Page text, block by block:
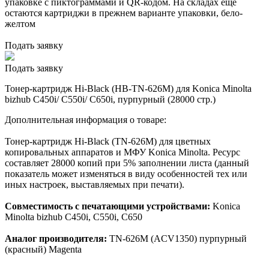
остаются картриджи в прежнем варианте упаковки, бело-
желтом
Подать заявку
Подать заявку
Тонер-картридж Hi-Black (HB-TN-626M) для Konica Minolta
bizhub C450i/ C550i/ C650i, пурпурный (28000 стр.)
Дополнительная информация о товаре:
Тонер-картридж Hi-Black (TN-626M) для цветных
копировальных аппаратов и МФУ Konica Minolta. Ресурс
составляет 28000 копий при 5% заполнении листа (данный
показатель может изменяться в виду особенностей тех или
иных настроек, выставляемых при печати).
Совместимость с печатающими устройствами: Konica
Minolta bizhub C450i, C550i, C650
Аналог производителя: TN-626M (ACV1350) пурпурный
(красный) Magenta